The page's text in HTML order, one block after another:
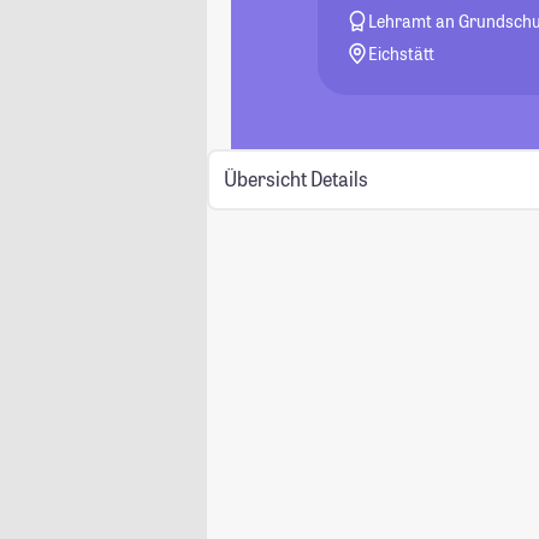
Lehramt an
Eichstätt
Übersicht Details